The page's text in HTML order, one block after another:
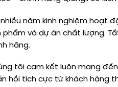
nhiều năm kinh nghiệm hoạt
phẩm và dự án chất lượng.
hãng.
tôi cam kết luôn mang
hồi tích cực từ khách hàng